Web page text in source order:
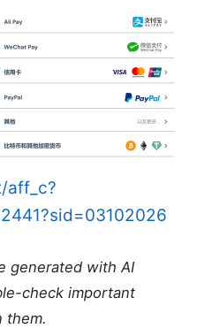
aff_c?
generated with AI
check important
them.